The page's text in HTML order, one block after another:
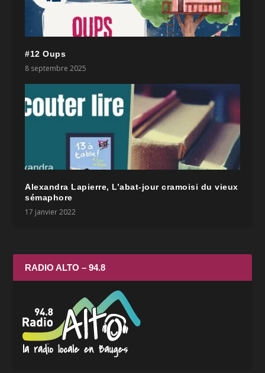
#12 Oups
8 septembre 2025
Alexandra Lapierre, L’abat-jour cramoisi du vieux
sémaphore
17 janvier 2022
RADIO ALTO – 94.8